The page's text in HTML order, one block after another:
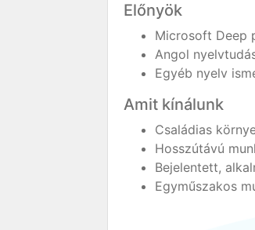
Előnyök
Microsoft Deep
Angol
Egyéb nyelv
Amit kínálunk
Családias
Hosszútávú
Bejelentett,
Egyműszakos